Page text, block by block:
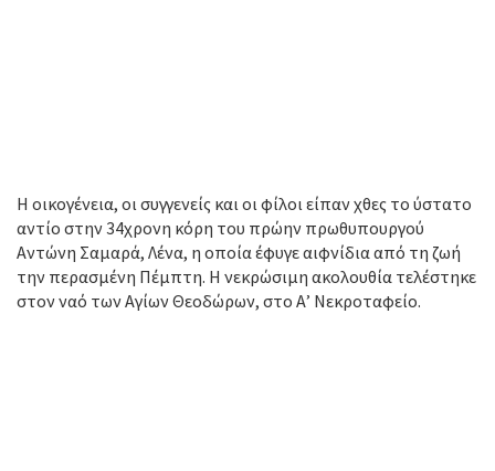
Η οικογένεια, οι συγγενείς και οι φίλοι είπαν χθες το ύστατο
αντίο στην 34χρονη κόρη του πρώην πρωθυπουργού
Αντώνη Σαμαρά, Λένα, η οποία έφυγε αιφνίδια από τη ζωή
την περασμένη Πέμπτη. Η νεκρώσιμη ακολουθία τελέστηκε
στον ναό των Αγίων Θεοδώρων, στο Α’ Νεκροταφείο.